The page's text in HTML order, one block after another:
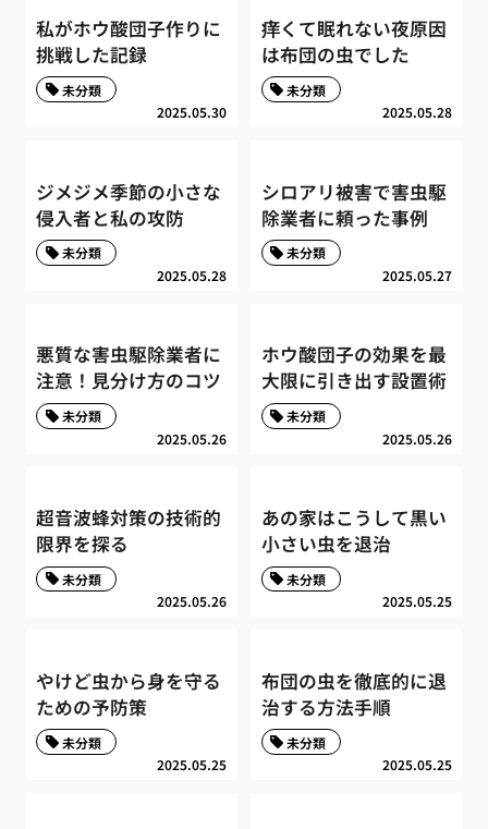
私がホウ酸団子作りに
挑戦した記録
2025.05.30
未分類
痒くて眠れない夜原因
は布団の虫でした
2025.05.28
未分類
ジメジメ季節の小さな
侵入者と私の攻防
2025.05.28
未分類
シロアリ被害で害虫駆
除業者に頼った事例
2025.05.27
未分類
悪質な害虫駆除業者に
注意！見分け方のコツ
2025.05.26
未分類
ホウ酸団子の効果を最
大限に引き出す設置術
2025.05.26
未分類
超音波蜂対策の技術的
限界を探る
2025.05.26
未分類
あの家はこうして黒い
小さい虫を退治
2025.05.25
未分類
やけど虫から身を守る
ための予防策
2025.05.25
未分類
布団の虫を徹底的に退
治する方法手順
2025.05.25
未分類